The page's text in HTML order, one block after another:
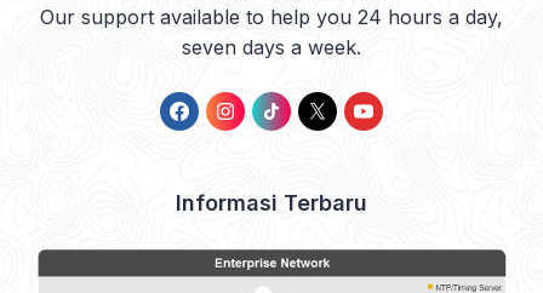
Our support available to help you 24 hours a day,
seven days a week.
Informasi Terbaru